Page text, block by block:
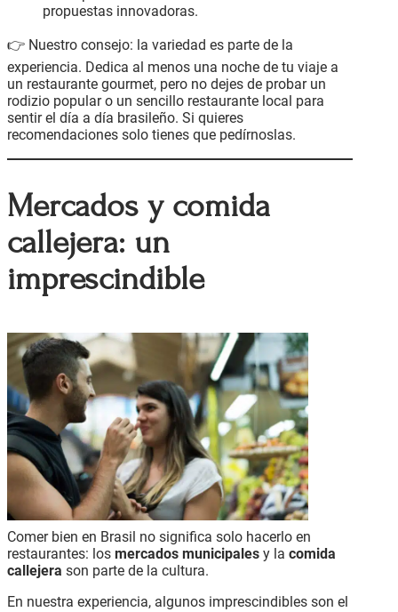
propuestas innovadoras.
👉 Nuestro consejo: la variedad es parte de la
experiencia. Dedica al menos una noche de tu viaje a
un restaurante gourmet, pero no dejes de probar un
rodizio popular o un sencillo restaurante local para
sentir el día a día brasileño. Si quieres
recomendaciones solo tienes que pedírnoslas.
Mercados y comida
callejera: un
imprescindible
Comer bien en Brasil no significa solo hacerlo en
restaurantes: los mercados municipales y la comida
callejera son parte de la cultura.
En nuestra experiencia, algunos imprescindibles son el